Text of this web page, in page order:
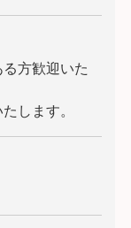
方歓迎いた
します。